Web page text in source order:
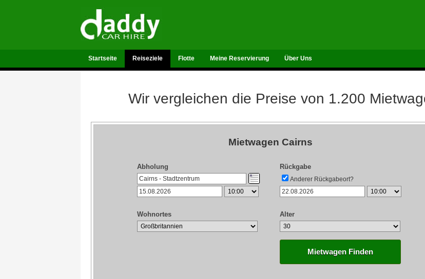
Startseite Reiseziele Flotte Meine Reservierung Über Uns
Wir vergleichen die Preise von 1.200
Mietwagen Cairns
Abholung Rückgabe
Anderer Rückgabeort?
Wohnortes Alter
Mietwagen Finden